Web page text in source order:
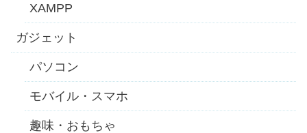
XAMPP
ガジェット
パソコン
モバイル・スマホ
趣味・おもちゃ